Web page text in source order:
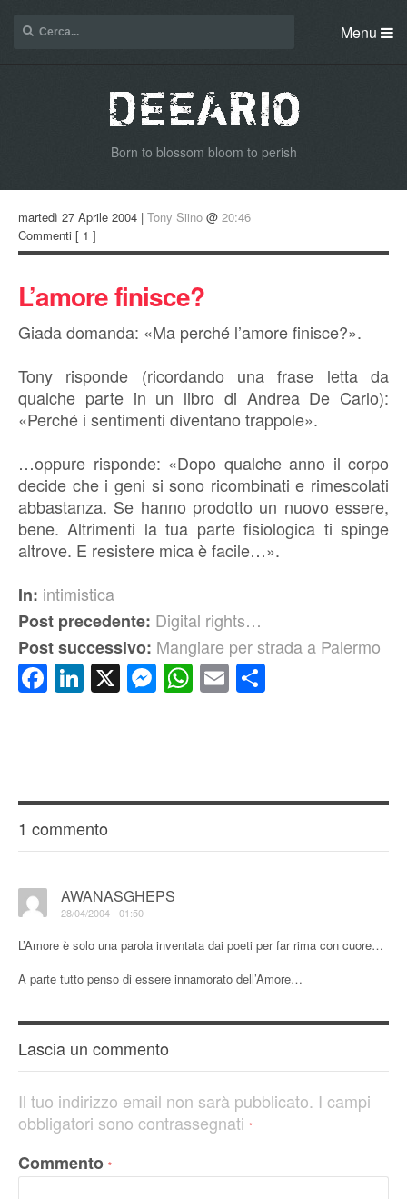
Menu
Born to blossom bloom to perish
martedì 27 Aprile 2004 | Tony Siino @ 20:46
Commenti [ 1 ]
L’amore finisce?
Giada domanda: «Ma perché l’amore finisce?».
Tony risponde (ricordando una frase letta da
qualche parte in un libro di Andrea De Carlo):
«Perché i sentimenti diventano trappole».
…oppure risponde: «Dopo qualche anno il corpo
decide che i geni si sono ricombinati e rimescolati
abbastanza. Se hanno prodotto un nuovo essere,
bene. Altrimenti la tua parte fisiologica ti spinge
altrove. E resistere mica è facile…».
In: intimistica
Post precedente: Digital rights…
Post successivo: Mangiare per strada a Palermo
Facebook
LinkedIn
X Messenger
WhatsApp
Email
1 commento
AWANASGHEPS
28/04/2004 - 01:50
L’Amore è solo una parola inventata dai poeti per far rima con cuore…
A parte tutto penso di essere innamorato dell’Amore…
Lascia un commento
Il tuo indirizzo email non sarà pubblicato. I campi
obbligatori sono contrassegnati *
Commento *